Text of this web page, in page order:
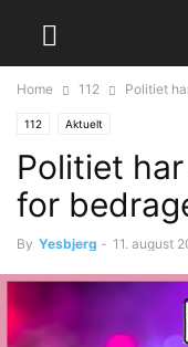
Home 112 Politiet
112 Aktuelt
Politiet
for
By Yesbjerg - 11. august